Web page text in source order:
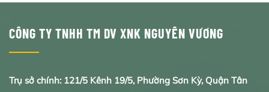
CÔNG TY TNHH TM DV XNK NGUYÊN VƯƠNG
Trụ sở chính: 121/5 Kênh 19/5, Phường Sơn Kỳ, Quận Tân